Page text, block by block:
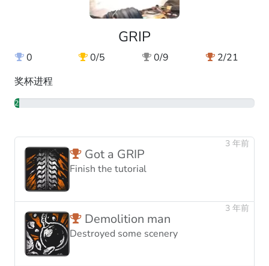
GRIP
0 0/5 0/9
2/21
奖杯进程
2%
Got a GRIP
Finish the tutorial
3 年前
Demolition man
Destroyed some scenery
3 年前